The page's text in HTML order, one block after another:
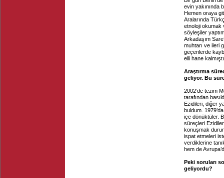
evin yakınında
Hemen oraya
Aralarında
etnoloji okumak
söyleşiler
Arkadaşım
muhtarı ve ileri
geçenlerde
elli hane
Araştırma
geliyor. Bu
2002’de tezim
tarafından
Ezidileri, diğer
buldum.
içe dönüktüler.
süreçleri
konuşmak
ispat etmeleri
verdiklerine
hem de
Peki soruları
geliyordu?